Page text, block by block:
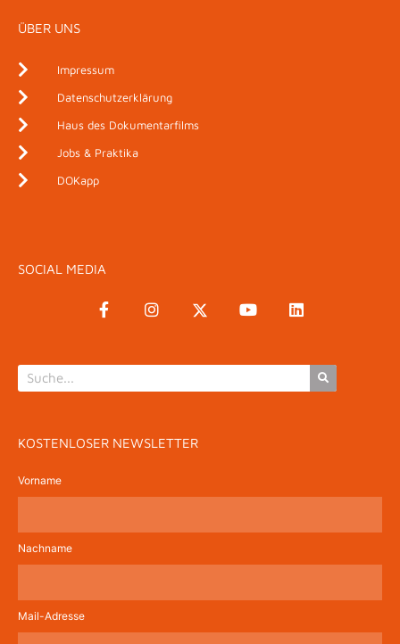
ÜBER UNS
Impressum
Datenschutzerklärung
Haus des Dokumentarfilms
Jobs & Praktika
DOKapp
SOCIAL MEDIA
KOSTENLOSER NEWSLETTER
Vorname
Nachname
Mail-Adresse